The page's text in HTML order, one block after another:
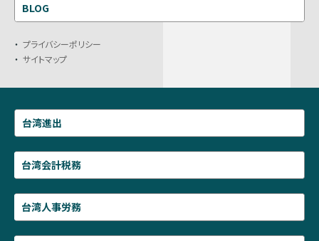
BLOG
プライバシーポリシー
サイトマップ
台湾進出
台湾会計税務
台湾人事労務